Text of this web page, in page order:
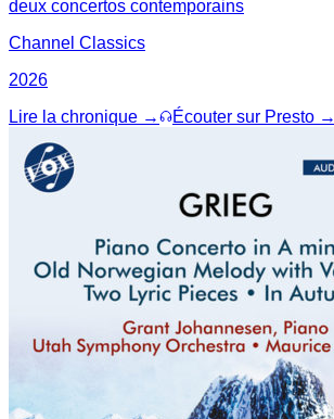
deux concertos contemporains
Channel Classics
2026
Lire la chronique →
Écouter sur Presto →